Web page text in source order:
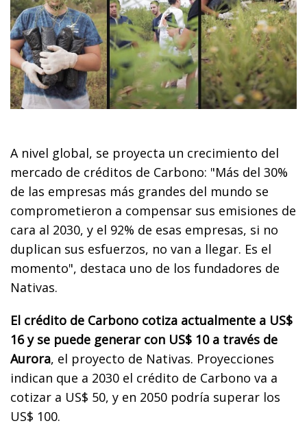
A nivel global, se proyecta un crecimiento del
mercado de créditos de Carbono: "Más del 30%
de las empresas más grandes del mundo se
comprometieron a compensar sus emisiones de
cara al 2030, y el 92% de esas empresas, si no
duplican sus esfuerzos, no van a llegar. Es el
momento", destaca uno de los fundadores de
Nativas.
El crédito de Carbono cotiza actualmente a US$
16 y se puede generar con US$ 10 a través de
Aurora, el proyecto de Nativas. Proyecciones
indican que a 2030 el crédito de Carbono va a
cotizar a US$ 50, y en 2050 podría superar los
US$ 100.